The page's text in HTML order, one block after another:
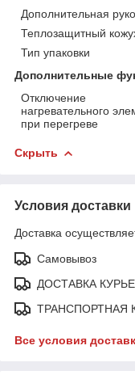
Дополнительная
Теплозащитный
Тип упаковки
Дополнительные
Отключение
нагревательного
при перегреве
Скрыть
Условия доставки
Доставка
Самовывоз
ДОСТАВКА
ТРАНСПОРТНАЯ
Все условия